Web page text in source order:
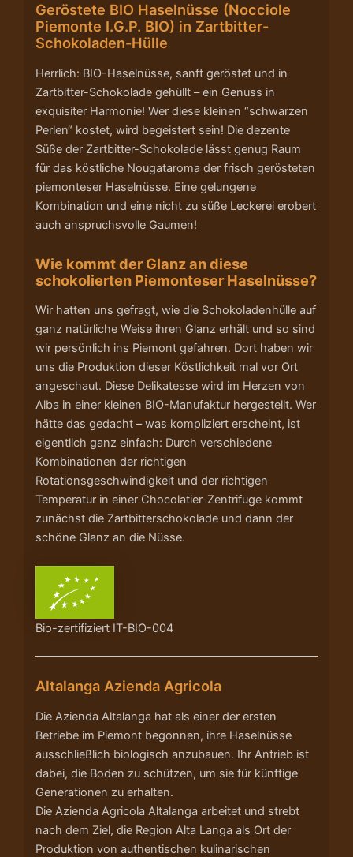
Geröstete BIO Haselnüsse (Nocciole
Piemonte I.G.P. BIO) in Zartbitter-
Schokoladen-Hülle
Herrlich: BIO-Haselnüsse, sanft geröstet und in
Zartbitter-Schokolade gehüllt – ein Genuss in
exquisiter Harmonie! Wer diese kleinen “schwarzen
Perlen“ kostet, wird begeistert sein! Die dezente
Süße der Zartbitter-Schokolade lässt genug Raum
für das köstliche Nougataroma der frisch gerösteten
piemonteser Haselnüsse. Eine gelungene
Kombination und eine nicht zu süße Leckerei erobert
auch anspruchsvolle Gaumen!
Wie kommt der Glanz an diese
schokolierten Piemonteser Haselnüsse?
Wir hatten uns gefragt, wie die Schokoladenhülle auf
ganz natürliche Weise ihren Glanz erhält und so sind
wir persönlich ins Piemont gefahren. Dort haben wir
uns die Produktion dieser Köstlichkeit mal vor Ort
angeschaut. Diese Delikatesse wird im Herzen von
Alba in einer kleinen BIO-Manufaktur hergestellt. Wer
hätte das gedacht – was kompliziert erscheint, ist
eigentlich ganz einfach: Durch verschiedene
Kombinationen der richtigen
Rotationsgeschwindigkeit und der richtigen
Temperatur in einer Chocolatier-Zentrifuge kommt
zunächst die Zartbitterschokolade und dann der
schöne Glanz an die Nüsse.
Bio-zertifiziert IT-BIO-004
Altalanga Azienda Agricola
Die Azienda Altalanga hat als einer der ersten
Betriebe im Piemont begonnen, ihre Haselnüsse
ausschließlich biologisch anzubauen. Ihr Antrieb ist
dabei, die Boden zu schützen, um sie für künftige
Generationen zu erhalten.
Die Azienda Agricola Altalanga arbeitet und strebt
nach dem Ziel, die Region Alta Langa als Ort der
Produktion von authentischen kulinarischen